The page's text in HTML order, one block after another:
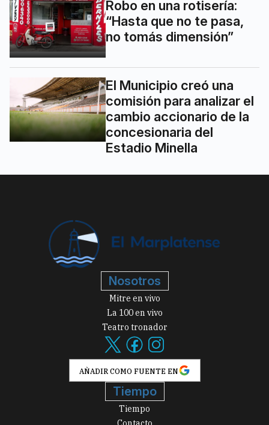
Robo en una rotisería:
“Hasta que no te pasa,
no tomás dimensión”
El Municipio creó una
comisión para analizar el
cambio accionario de la
concesionaria del
Estadio Minella
Nosotros
Mitre en vivo
La 100 en vivo
Teatro tronador
AÑADIR COMO FUENTE EN
Tiempo
Tiempo